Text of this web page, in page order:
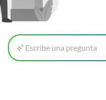
Escribe una pregunta